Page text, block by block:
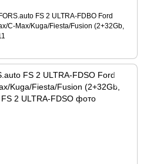
FS 2 ULTRA-FDBO Ford
C-Max/Kuga/Fiesta/Fusion (2+32Gb,